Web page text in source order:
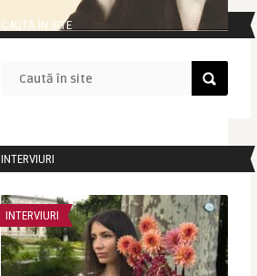
CAUTĂ ÎN SITE
INTERVIURI
INTERVIURI